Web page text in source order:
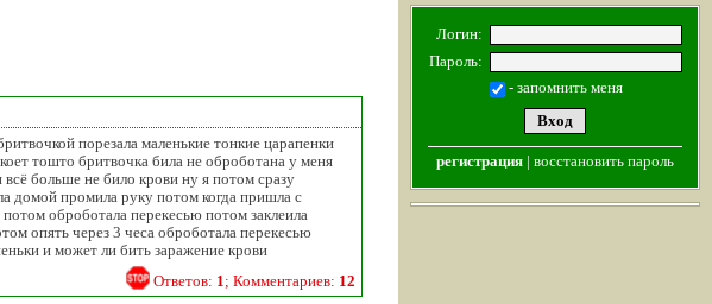
порезала маленькие тонкие царапенки
тошто бритвочка била не оброботана у меня
всё больше не било крови ну я потом сразу
домой промила руку потом когда пришла с
оброботала перекесью потом заклеила
опять через 3 чеса оброботала перекесью
и может ли бить заражение крови
Ответов: 1; Комментариев: 12
Логин:
Пароль:
- запомнить меня
регистрация | восстановить пароль